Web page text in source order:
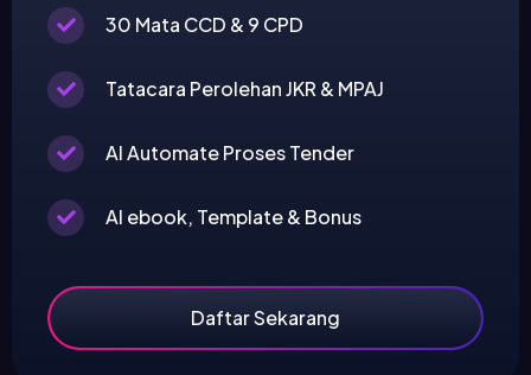
30 Mata CCD & 9 CPD
Tatacara Perolehan JKR & MPAJ
AI Automate Proses Tender
AI ebook, Template & Bonus
Daftar Sekarang